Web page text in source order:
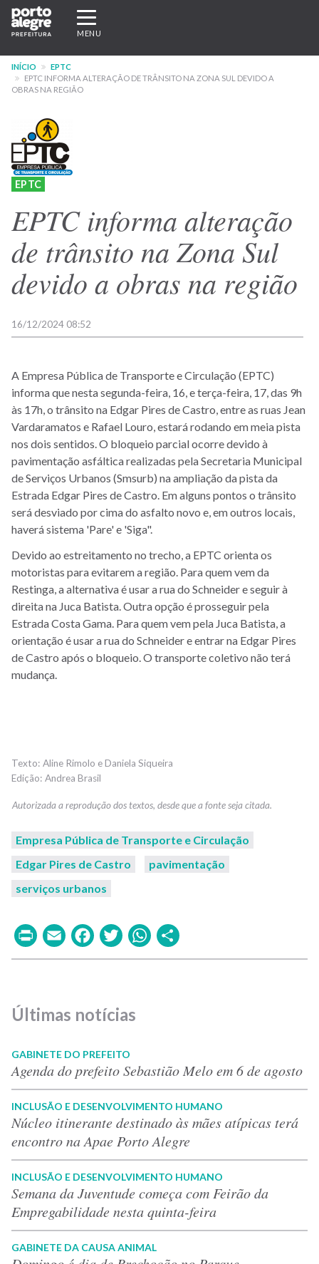
Pular
para
conteúdo
principal
Expandir/recolher
navegação
MENU
INÍCIO
EPTC
EPTC INFORMA ALTERAÇÃO DE TRÂNSITO NA ZONA SUL DEVIDO A
OBRAS NA REGIÃO
EPTC
EPTC informa alteração
de trânsito na Zona Sul
devido a obras na região
16/12/2024 08:52
A Empresa Pública de Transporte e Circulação (EPTC)
informa que nesta segunda-feira, 16, e terça-feira, 17, das 9h
às 17h, o trânsito na Edgar Pires de Castro, entre as ruas Jean
Vardaramatos e Rafael Louro, estará rodando em meia pista
nos dois sentidos. O bloqueio parcial ocorre devido à
pavimentação asfáltica realizadas pela Secretaria Municipal
de Serviços Urbanos (Smsurb) na ampliação da pista da
Estrada Edgar Pires de Castro. Em alguns pontos o trânsito
será desviado por cima do asfalto novo e, em outros locais,
haverá sistema 'Pare' e 'Siga".
Devido ao estreitamento no trecho, a EPTC orienta os
motoristas para evitarem a região. Para quem vem da
Restinga, a alternativa é usar a rua do Schneider e seguir à
direita na Juca Batista. Outra opção é prosseguir pela
Estrada Costa Gama. Para quem vem pela Juca Batista, a
orientação é usar a rua do Schneider e entrar na Edgar Pires
de Castro após o bloqueio. O transporte coletivo não terá
mudança.
Aline Rimolo e Daniela Siqueira
Andrea Brasil
Empresa Pública de Transporte e Circulação
Edgar Pires de Castro
pavimentação
serviços urbanos
PrintEmailFacebook
TwitterWhatsApp
Últimas notícias
GABINETE DO PREFEITO
Agenda do prefeito Sebastião Melo em 6 de agosto
INCLUSÃO E DESENVOLVIMENTO HUMANO
Núcleo itinerante destinado às mães atípicas terá
encontro na Apae Porto Alegre
INCLUSÃO E DESENVOLVIMENTO HUMANO
Semana da Juventude começa com Feirão da
Empregabilidade nesta quinta-feira
GABINETE DA CAUSA ANIMAL